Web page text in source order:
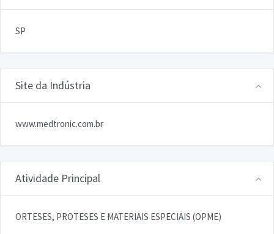
SP
Site da Indústria
www.medtronic.com.br
Atividade Principal
ORTESES, PROTESES E MATERIAIS ESPECIAIS (OPME)